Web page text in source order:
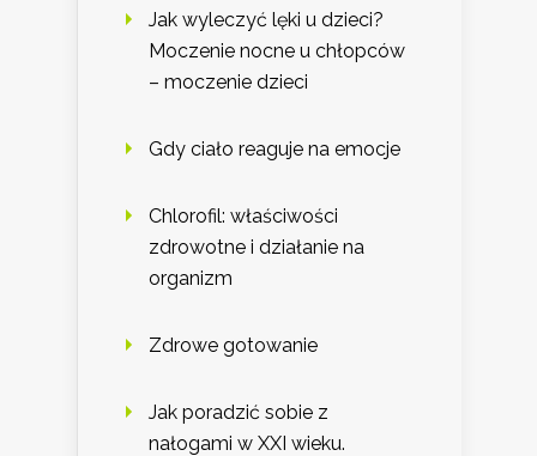
Jak wyleczyć lęki u dzieci?
Moczenie nocne u chłopców
– moczenie dzieci
Gdy ciało reaguje na emocje
Chlorofil: właściwości
zdrowotne i działanie na
organizm
Zdrowe gotowanie
Jak poradzić sobie z
nałogami w XXI wieku.